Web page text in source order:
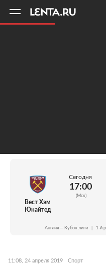
Вест Хэм
Юнайтед
Сегодня
17:00
(Мск)
Англия — Кубок лиги 1-й
11:08, 24 апреля 2019 Спорт